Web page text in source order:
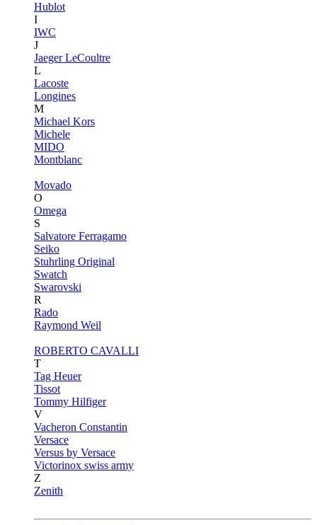
Hublot
I
IWC
J
Jaeger LeCoultre
L
Lacoste
Longines
M
Michael Kors
Michele
MIDO
Montblanc
Movado
O
Omega
S
Salvatore Ferragamo
Seiko
Stuhrling Original
Swatch
Swarovski
R
Rado
Raymond Weil
ROBERTO CAVALLI
T
Tag Heuer
Tissot
Tommy Hilfiger
V
Vacheron Constantin
Versace
Versus by Versace
Victorinox swiss army
Z
Zenith